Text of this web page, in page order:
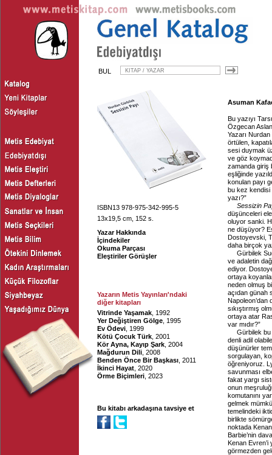
BUL
ISBN13 978-975-342-995-5
13x19,5 cm, 152 s.
Yazar Hakkında
İçindekiler
Okuma Parçası
Eleştiriler Görüşler
Yazarın Metis Yayınları'ndaki
diğer kitapları
Vitrinde Yaşamak , 1992
Yer Değiştiren Gölge , 1995
Ev Ödevi , 1999
Kötü Çocuk Türk , 2001
Kör Ayna, Kayıp Şark , 2004
Mağdurun Dili , 2008
Benden Önce Bir Başkası , 2011
İkinci Hayat , 2020
Örme Biçimleri , 2023
Bu kitabı arkadaşına tavsiye et
Asuman
Bu yazıyı
Özgecan
Yazarı
örtülen,
sesi duymak
ve göz
zamanda giriş
eşliğinde
konulan payı
bu kez kendisi
yazı?”
Sessizin
düşünceleri
oluyor sanki.
ne düşüyor?
Dostoyevski,
daha birçok
Gürbilek
ve adaletin
ediyor.
ortaya
neden olmuş
açıdan günah
Napoleon’dan
sıkıştırmış
ortaya atar
var mıdır?”
Gürbilek
denli adil
düşünürler
sorgulayan,
öğreniyoruz.
savunması
fakat yargı
onun
komutanını
gelmek
temelindeki
birlikte
noktada
Barbie’nin
Kenan Evren’i
görmezden